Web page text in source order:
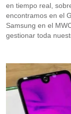
en tiempo real,
encontramos en el
Samsung en el
gestionar toda